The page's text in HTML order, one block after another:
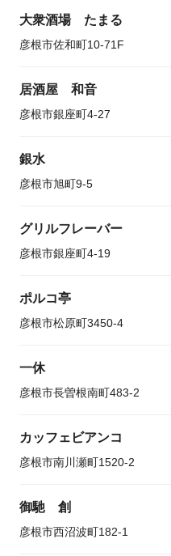
大衆酒場 たまる
彦根市佐和町10-71F
居酒屋 和音
彦根市銀座町4-27
銀水
彦根市旭町9-5
グリルフレーバー
彦根市銀座町4-19
ポルコ亭
彦根市松原町3450-4
一休
彦根市長曽根南町483-2
カッフェビアンコ
彦根市南川瀬町1520-2
御馳 創
彦根市西沼波町182-1